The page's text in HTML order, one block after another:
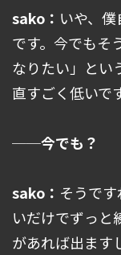
sako： いや、
です。今でもそ
なりたい」とい
直すごく低いで
──今でも？
sako： そうで
いだけでずっと
があれば出ます